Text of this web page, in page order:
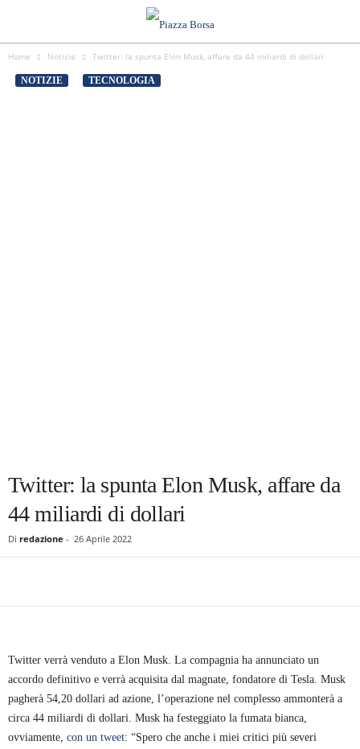
Home Notizie Twitter: la spunta Elon Musk, affare da 44 miliardi di dollari
NOTIZIE TECNOLOGIA
Twitter: la spunta Elon Musk, affare da
44 miliardi di dollari
Di redazione - 26 Aprile 2022
Twitter verrà venduto a Elon Musk. La compagnia ha annunciato un
accordo definitivo e verrà acquisita dal magnate, fondatore di Tesla. Musk
pagherà 54,20 dollari ad azione, l’operazione nel complesso ammonterà a
circa 44 miliardi di dollari. Musk ha festeggiato la fumata bianca,
ovviamente, con un tweet: “Spero che anche i miei critici più severi